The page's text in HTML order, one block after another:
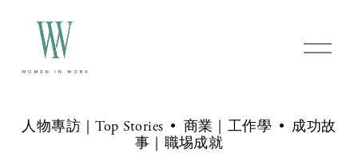
O
p
e
n
人物專訪｜Top Stories 商業｜工作學
成功故
事｜職埸成就